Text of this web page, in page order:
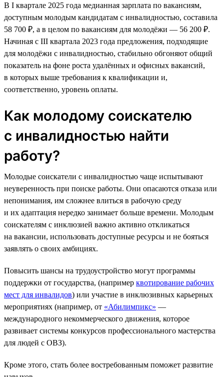
В I квартале 2025 года медианная зарплата по вакансиям,
доступным молодым кандидатам с инвалидностью, составила
58 700 ₽, а в целом по вакансиям для молодёжи — 56 200 ₽.
Начиная с III квартала 2023 года предложения, подходящие
для молодёжи с инвалидностью, стабильно обгоняют общий
показатель на фоне роста удалённых и офисных вакансий,
в которых выше требования к квалификации и,
соответственно, уровень оплаты.
Как молодому соискателю
с инвалидностью найти
работу?
Молодые соискатели с инвалидностью чаще испытывают
неуверенность при поиске работы. Они опасаются отказа или
непонимания, им сложнее влиться в рабочую среду
и их адаптация нередко занимает больше времени. Молодым
соискателям с инклюзией важно активно откликаться
на вакансии, использовать доступные ресурсы и не бояться
заявлять о своих амбициях.
Повысить шансы на трудоустройство могут программы
поддержки от государства, (например квотирование рабочих
мест для инвалидов) или участие в инклюзивных карьерных
мероприятиях (например, от «Абилимпикс» —
международного некоммерческого движения, которое
развивает системы конкурсов профессионального мастерства
для людей с ОВЗ).
Кроме этого, стать более востребованным поможет развитие